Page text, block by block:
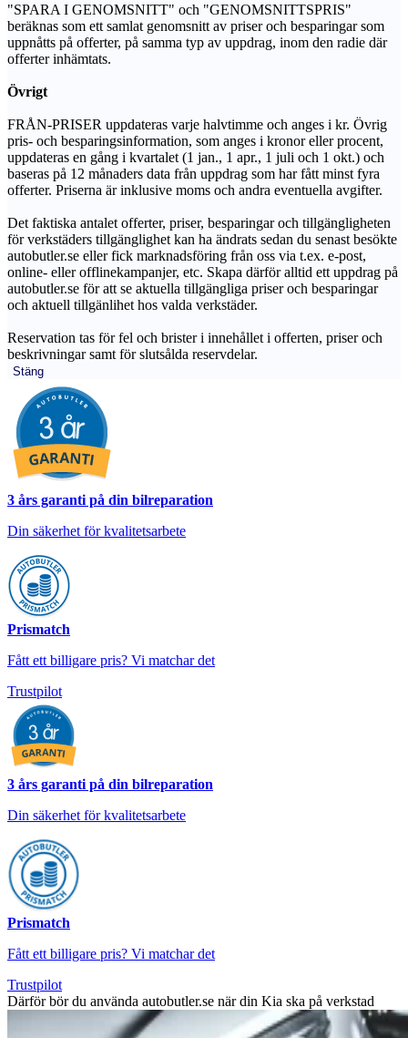
"SPARA I GENOMSNITT" och "GENOMSNITTSPRIS"
beräknas som ett samlat genomsnitt av priser och besparingar som
uppnåtts på offerter, på samma typ av uppdrag, inom den radie där
offerter inhämtats.
Övrigt
FRÅN-PRISER uppdateras varje halvtimme och anges i kr. Övrig
pris- och besparingsinformation, som anges i kronor eller procent,
uppdateras en gång i kvartalet (1 jan., 1 apr., 1 juli och 1 okt.) och
baseras på 12 månaders data från uppdrag som har fått minst fyra
offerter. Priserna är inklusive moms och andra eventuella avgifter.
Det faktiska antalet offerter, priser, besparingar och tillgängligheten
för verkstäders tillgänglighet kan ha ändrats sedan du senast besökte
autobutler.se eller fick marknadsföring från oss via t.ex. e-post,
online- eller offlinekampanjer, etc. Skapa därför alltid ett uppdrag på
autobutler.se för att se aktuella tillgängliga priser och besparingar
och aktuell tillgänlihet hos valda verkstäder.
Reservation tas för fel och brister i innehållet i offerten, priser och
beskrivningar samt för slutsålda reservdelar.
Stäng
3 års garanti på din bilreparation
Din säkerhet för kvalitetsarbete
Prismatch
Fått ett billigare pris? Vi matchar det
Trustpilot
3 års garanti på din bilreparation
Din säkerhet för kvalitetsarbete
Prismatch
Fått ett billigare pris? Vi matchar det
Trustpilot
Därför bör du använda autobutler.se när din Kia ska på verkstad